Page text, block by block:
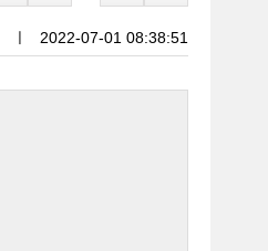
ㅣ 2022-07-01 08:38:51